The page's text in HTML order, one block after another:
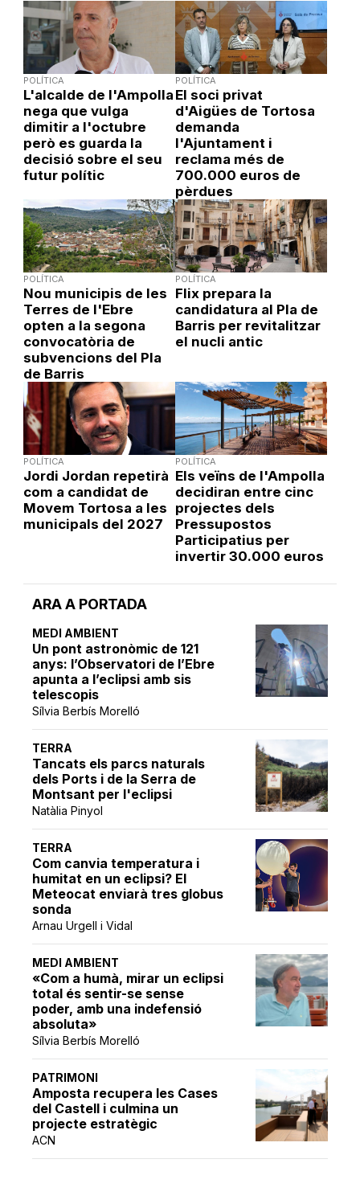
ARA A PORTADA
MEDI AMBIENT
Un pont astronòmic de 121
anys: l’Observatori de l’Ebre
apunta a l’eclipsi amb sis
telescopis
Sílvia Berbís Morelló
TERRA
Tancats els parcs naturals
dels Ports i de la Serra de
Montsant per l'eclipsi
Natàlia Pinyol
TERRA
Com canvia temperatura i
humitat en un eclipsi? El
Meteocat enviarà tres globus
sonda
Arnau Urgell i Vidal
MEDI AMBIENT
«Com a humà, mirar un eclipsi
total és sentir-se sense
poder, amb una indefensió
absoluta»
Sílvia Berbís Morelló
PATRIMONI
Amposta recupera les Cases
del Castell i culmina un
projecte estratègic
ACN
POLÍTICA
L'alcalde de l'Ampolla
nega que vulga
dimitir a l'octubre
però es guarda la
decisió sobre el seu
futur polític
POLÍTICA
El soci privat
d'Aigües de Tortosa
demanda
l'Ajuntament i
reclama més de
700.000 euros de
pèrdues
POLÍTICA
Nou municipis de les
Terres de l'Ebre
opten a la segona
convocatòria de
subvencions del Pla
de Barris
POLÍTICA
Flix prepara la
candidatura al Pla de
Barris per revitalitzar
el nucli antic
POLÍTICA
Jordi Jordan repetirà
com a candidat de
Movem Tortosa a les
municipals del 2027
POLÍTICA
Els veïns de l'Ampolla
decidiran entre cinc
projectes dels
Pressupostos
Participatius per
invertir 30.000 euros